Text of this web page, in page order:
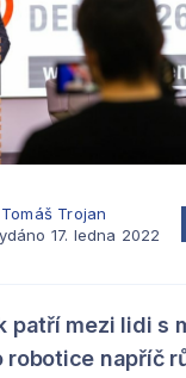
Trojan
17. ledna 2022
patří mezi lidi s
robotice napříč